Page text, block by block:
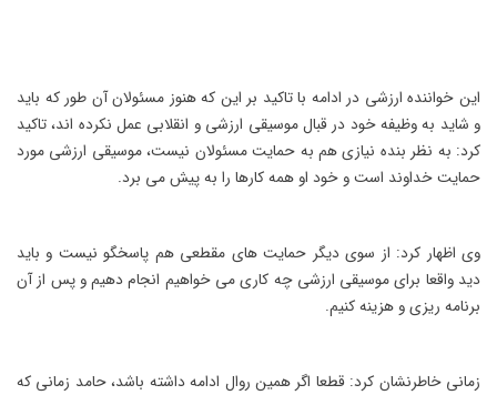
این خواننده ارزشی در ادامه با تاکید بر این که هنوز مسئولان آن طور که باید
و شاید به وظیفه خود در قبال موسیقی ارزشی و انقلابی عمل نکرده اند، تاکید
کرد: به نظر بنده نیازی هم به حمایت مسئولان نیست، موسیقی ارزشی مورد
حمایت خداوند است و خود او همه کارها را به پیش می برد.
وی اظهار کرد: از سوی دیگر حمایت های مقطعی هم پاسخگو نیست و باید
دید واقعا برای موسیقی ارزشی چه کاری می خواهیم انجام دهیم و پس از آن
برنامه ریزی و هزینه کنیم.
زمانی خاطرنشان کرد: قطعا اگر همین روال ادامه داشته باشد، حامد زمانی که